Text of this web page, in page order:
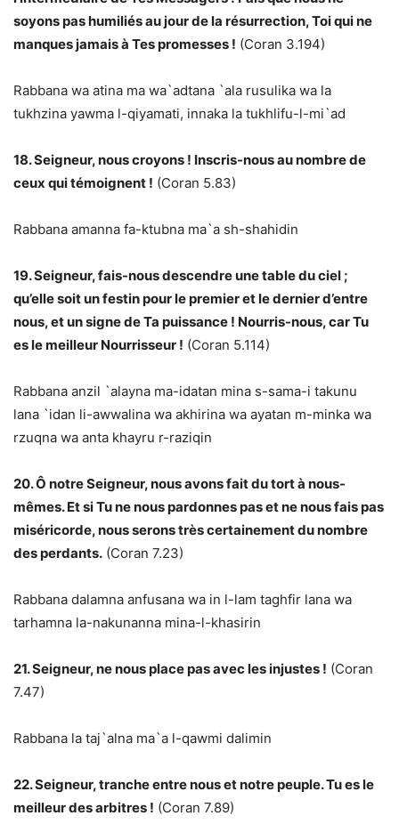
soyons pas humiliés au jour de la résurrection, Toi qui ne
manques jamais à Tes promesses ! (Coran 3.194)
Rabbana wa atina ma wa`adtana `ala rusulika wa la
tukhzina yawma l-qiyamati, innaka la tukhlifu-l-mi`ad
18. Seigneur, nous croyons ! Inscris-nous au nombre de
ceux qui témoignent ! (Coran 5.83)
Rabbana amanna fa-ktubna ma`a sh-shahidin
19. Seigneur, fais-nous descendre une table du ciel ;
qu’elle soit un festin pour le premier et le dernier d’entre
nous, et un signe de Ta puissance ! Nourris-nous, car Tu
es le meilleur Nourrisseur ! (Coran 5.114)
Rabbana anzil `alayna ma-idatan mina s-sama-i takunu
lana `idan li-awwalina wa akhirina wa ayatan m-minka wa
rzuqna wa anta khayru r-raziqin
20. Ô notre Seigneur, nous avons fait du tort à nous-
mêmes. Et si Tu ne nous pardonnes pas et ne nous fais pas
miséricorde, nous serons très certainement du nombre
des perdants. (Coran 7.23)
Rabbana dalamna anfusana wa in l-lam taghfir lana wa
tarhamna la-nakunanna mina-l-khasirin
21. Seigneur, ne nous place pas avec les injustes ! (Coran
7.47)
Rabbana la taj`alna ma`a l-qawmi dalimin
22. Seigneur, tranche entre nous et notre peuple. Tu es le
meilleur des arbitres ! (Coran 7.89)